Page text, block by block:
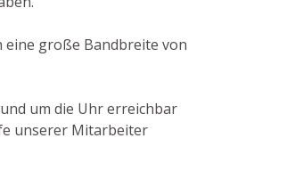
eine große Bandbreite von
um die Uhr erreichbar
unserer Mitarbeiter